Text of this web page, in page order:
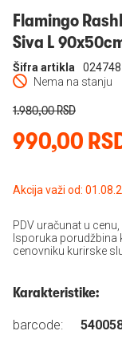
Flamingo
Siva L
Nema na stanju
Šifra artikla 024748
990,00
1.980,00 RSD
Akcija važi od:
PDV uračunat u
Isporuka porudžbina
cenovniku kurirske
Karakteristike:
barcode: